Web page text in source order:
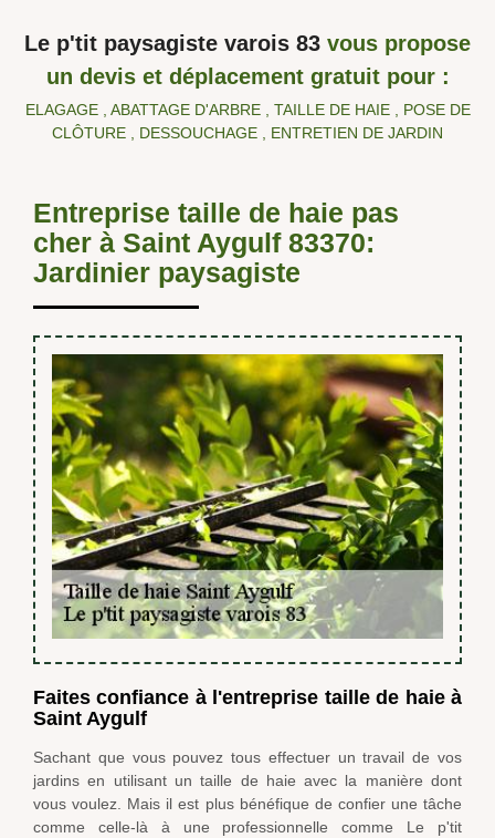
Le p'tit paysagiste varois 83 vous propose
un devis et déplacement gratuit pour :
ELAGAGE , ABATTAGE D'ARBRE , TAILLE DE HAIE , POSE DE
CLÔTURE , DESSOUCHAGE , ENTRETIEN DE JARDIN
Entreprise taille de haie pas
cher à Saint Aygulf 83370:
Jardinier paysagiste
Faites confiance à l'entreprise taille de haie à
Saint Aygulf
Sachant que vous pouvez tous effectuer un travail de vos
jardins en utilisant un taille de haie avec la manière dont
vous voulez. Mais il est plus bénéfique de confier une tâche
comme celle-là à une professionnelle comme Le p'tit